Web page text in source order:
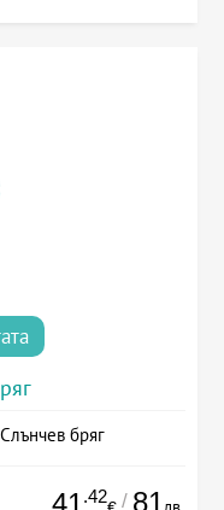
бряг
41 .42 / 81